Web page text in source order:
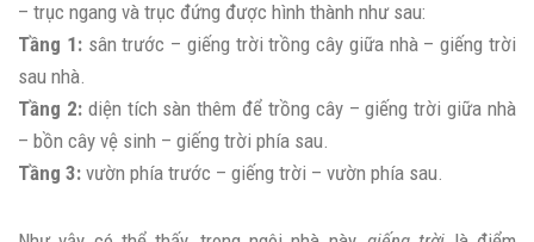
– trục ngang và trục đứng được hình thành như sau:
Tầng 1:sân trước – giếng trời trồng cây giữa nhà – giếng trời
sau nhà.
Tầng 2:diện tích sàn thêm để trồng cây – giếng trời giữa nhà
– bồn cây vệ sinh – giếng trời phía sau.
Tầng 3: vườn phía trước – giếng trời – vườn phía sau.